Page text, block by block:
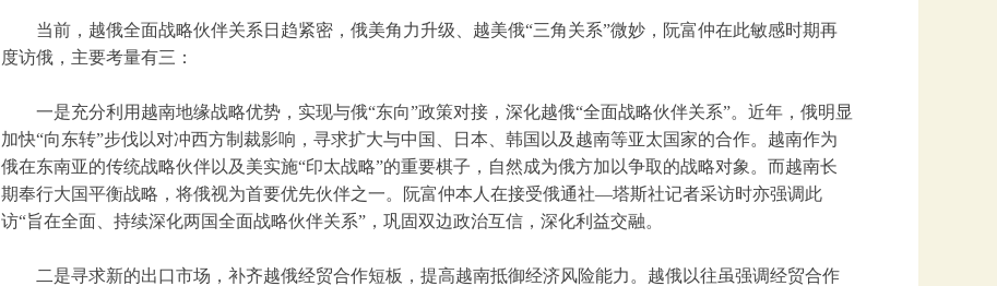
当前，越俄全面战略伙伴关系日趋紧密，俄美角力升级、越美俄“三角关系”微妙，阮富仲在此敏感时期再
度访俄，主要考量有三：
一是充分利用越南地缘战略优势，实现与俄“东向”政策对接，深化越俄“全面战略伙伴关系”。近年，俄明显
加快“向东转”步伐以对冲西方制裁影响，寻求扩大与中国、日本、韩国以及越南等亚太国家的合作。越南作为
俄在东南亚的传统战略伙伴以及美实施“印太战略”的重要棋子，自然成为俄方加以争取的战略对象。而越南长
期奉行大国平衡战略，将俄视为首要优先伙伴之一。阮富仲本人在接受俄通社—塔斯社记者采访时亦强调此
访“旨在全面、持续深化两国全面战略伙伴关系”，巩固双边政治互信，深化利益交融。
二是寻求新的出口市场，补齐越俄经贸合作短板，提高越南抵御经济风险能力。越俄以往虽强调经贸合作